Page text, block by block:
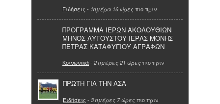
Ειδήσεις - 1ημέρα 16 ώρες πιο πριν
ΠΡΟΓΡΑΜΜΑ ΙΕΡΩΝ ΑΚΟΛΟΥΘΙΩΝ
ΜΗΝΟΣ ΑΥΓΟΥΣΤΟΥ ΙΕΡΑΣ ΜΟΝΗΣ
ΠΕΤΡΑΣ ΚΑΤΑΦΥΓΙΟΥ ΑΓΡΑΦΩΝ
Κοινωνικά- 2 ημέρες 21 ώρες πιο πριν
ΠΡΩΤΗ ΓΙΑ ΤΗΝ ΑΣΑ
Ειδήσεις - 3 ημέρες 7 ώρες πιο πριν